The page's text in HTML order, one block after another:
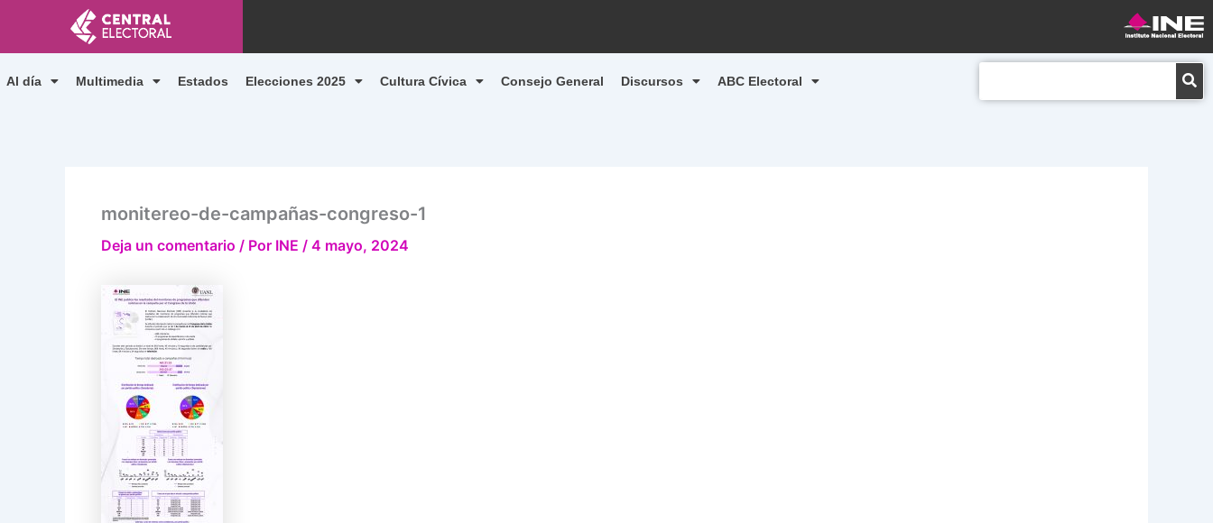
contenido
Al día Multimedia Estados Elecciones 2025 Cultura Cívica Consejo General Discursos ABC Electoral
monitereo-de-campañas-congreso-1
Deja un comentario / Por INE / 4 mayo, 2024